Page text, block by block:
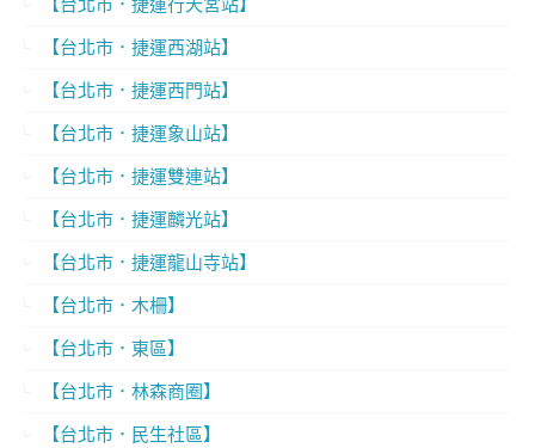
【台北市．捷運西湖站】
【台北市．捷運西門站】
【台北市．捷運象山站】
【台北市．捷運雙連站】
【台北市．捷運麟光站】
【台北市．捷運龍山寺站】
【台北市．木柵】
【台北市．東區】
【台北市．林森商圈】
【台北市．民生社區】